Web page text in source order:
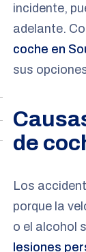
incidente,
adelante.
coche en
sus
de
Los
porque la
o el alcohol
lesiones